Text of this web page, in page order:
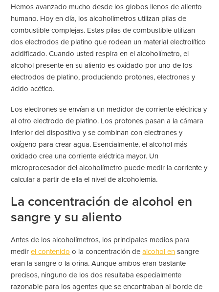
Hemos avanzado mucho desde los globos llenos de aliento
humano. Hoy en día, los alcoholímetros utilizan pilas de
combustible complejas. Estas pilas de combustible utilizan
dos electrodos de platino que rodean un material electrolítico
acidificado. Cuando usted respira en el alcoholímetro, el
alcohol presente en su aliento es oxidado por uno de los
electrodos de platino, produciendo protones, electrones y
ácido acético.
Los electrones se envían a un medidor de corriente eléctrica y
al otro electrodo de platino. Los protones pasan a la cámara
inferior del dispositivo y se combinan con electrones y
oxígeno para crear agua. Esencialmente, el alcohol más
oxidado crea una corriente eléctrica mayor. Un
microprocesador del alcoholímetro puede medir la corriente y
calcular a partir de ella el nivel de alcoholemia.
La concentración de alcohol en
sangre y su aliento
Antes de los alcoholímetros, los principales medios para
medirel contenido o la concentración dealcohol en sangre
eran la sangre o la orina. Aunque ambos eran bastante
precisos, ninguno de los dos resultaba especialmente
razonable para los agentes que se encontraban al borde de